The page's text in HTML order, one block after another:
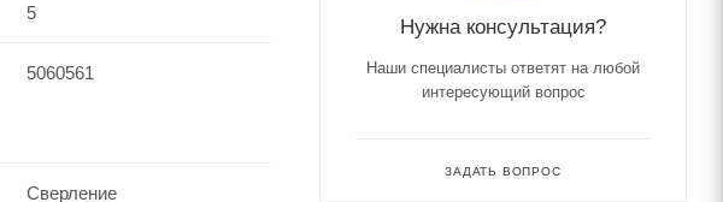
5
5060561
Сверление
Нужна консультация?
Наши специалисты ответят на любой
интересующий вопрос
ЗАДАТЬ ВОПРОС